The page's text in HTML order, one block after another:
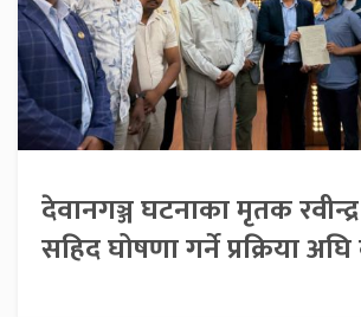
देवानगञ्ज घटनाका मृतक
सहिद घोषणा गर्ने प्रक्रिया